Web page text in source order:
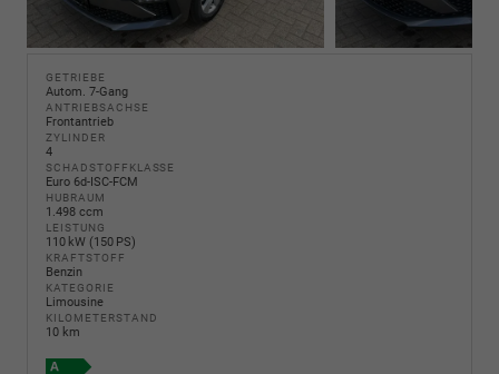
GETRIEBE
Autom. 7-Gang
ANTRIEBSACHSE
Frontantrieb
ZYLINDER
4
SCHADSTOFFKLASSE
Euro 6d-ISC-FCM
HUBRAUM
1.498 ccm
LEISTUNG
110 kW (150 PS)
KRAFTSTOFF
Benzin
KATEGORIE
Limousine
KILOMETERSTAND
10 km